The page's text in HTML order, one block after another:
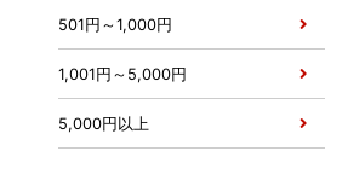
501円～1,000円
1,001円～5,000円
5,000円以上